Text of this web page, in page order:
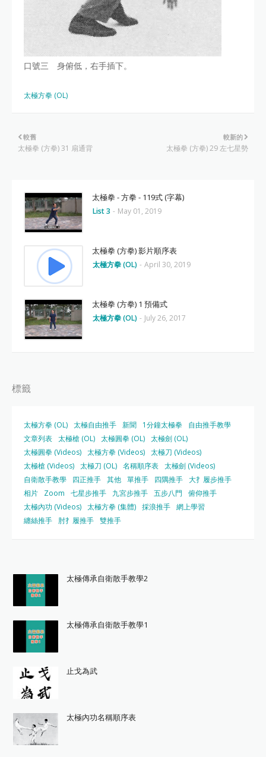
口號三 身俯低，右手插下。
太極方拳 (OL)
較新的
太極拳 (方拳) 29 左七星勢
較舊
太極拳 (方拳) 31 扇通背
太極拳 - 方拳 - 119式 (字幕)
List 3 - May 01, 2019
太極拳 (方拳) 影片順序表
太極方拳 (OL) - April 30, 2019
太極拳 (方拳) 1 預備式
太極方拳 (OL) - July 26, 2017
標籤
太極方拳 (OL) 太極自由推手 新聞 1分鐘太極拳
自由推手教學
文章列表 太極槍 (OL) 太極圓拳 (OL) 太極劍 (OL)
太極圓拳 (Videos) 太極方拳 (Videos) 太極刀 (Videos)
太極槍 (Videos) 太極刀 (OL) 名稱順序表 太極劍 (Videos)
自衛散手教學
四正推手 其他 單推手 四隅推手 大扌履步推手
相片
Zoom 七星步推手 九宮步推手 五步八門
俯仰推手
太極內功 (Videos) 太極方拳 (集體) 採浪推手 網上學習
纏絲推手
肘扌履推手 雙推手
太極傳承自衛散手教學2
太極傳承自衛散手教學1
止戈為武
太極內功名稱順序表